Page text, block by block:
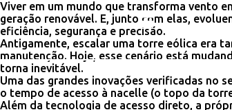
Viver em um mundo que transforma vento
geração renovável. E, junto com elas,
eficiência, segurança e precisão.
Antigamente, escalar uma torre eólica era
manutenção. Hoje, esse cenário está
torna inevitável.
Uma das grandes inovações verificadas no
o tempo de acesso à nacelle (o topo da
Além da tecnologia de acesso direto, a